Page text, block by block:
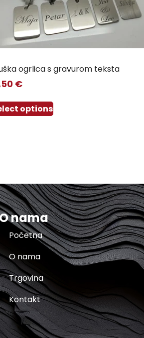
ogrlica s gravurom teksta
€
options
nama
Početna
O nama
Trgovina
Kontakt